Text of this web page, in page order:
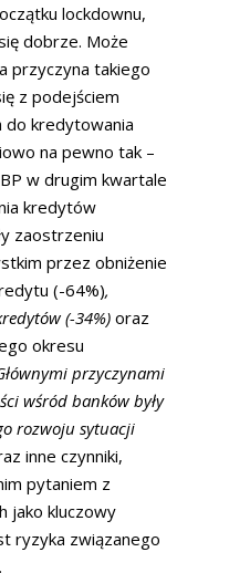
lockdownu,
dobrze. Może
przyczyna takiego
z podejściem
do kredytowania
na pewno tak –
w drugim kwartale
kredytów
zaostrzeniu
przez obniżenie
(-64%),
(-34%) oraz
okresu
przyczynami
wśród banków były
rozwoju sytuacji
inne czynniki,
pytaniem z
jako kluczowy
ryzyka związanego